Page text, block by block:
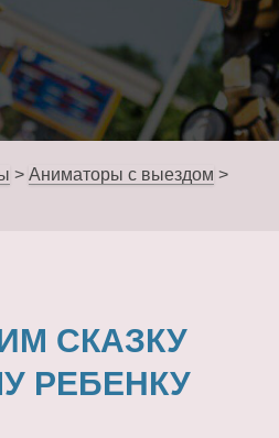
> Аниматоры с выездом >
СКАЗКУ
РЕБЕНКУ